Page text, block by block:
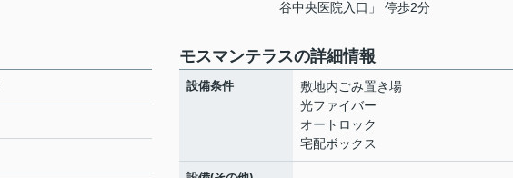
谷中央医院入口」 停歩2分
モスマンテラスの詳細情報
設備条件
敷地内ごみ置き場
光ファイバー
オートロック
宅配ボックス